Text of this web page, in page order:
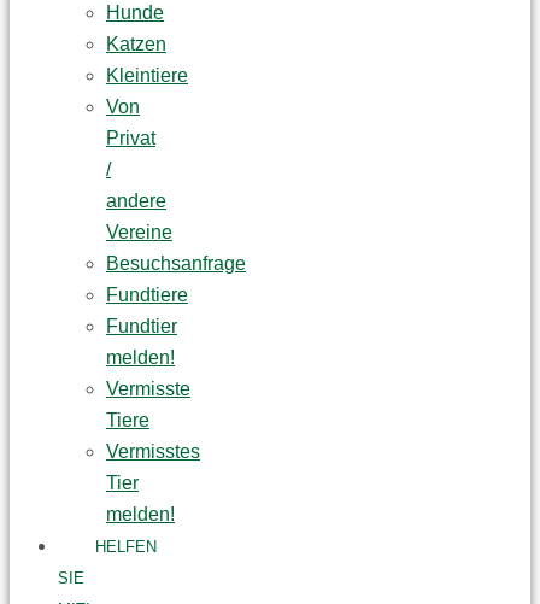
Hunde
Katzen
Kleintiere
Von
Privat
/
andere
Vereine
Besuchsanfrage
Fundtiere
Fundtier
melden!
Vermisste
Tiere
Vermisstes
Tier
melden!
HELFEN
SIE